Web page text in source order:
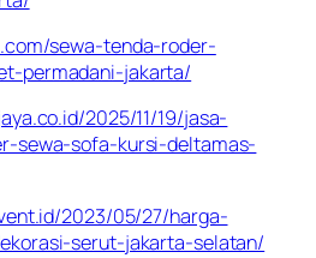
sewa-tenda-roder-
permadani-jakarta/
2025/11/19/jasa-
sewa-sofa-kursi-deltamas-
2023/05/27/harga-
serut-jakarta-selatan/